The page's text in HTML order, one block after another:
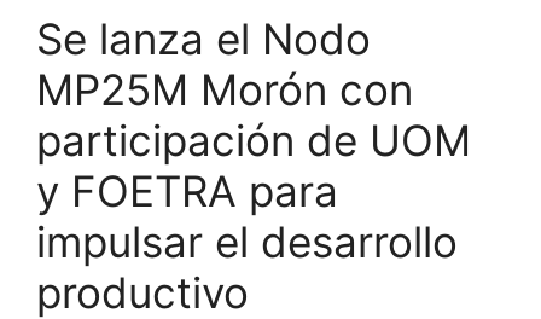
Se lanza el Nodo
MP25M Morón con
participación de UOM
y FOETRA para
impulsar el desarrollo
productivo